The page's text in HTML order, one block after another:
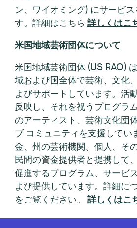
ン、ワイオミング) にサービ
す。詳細はこちら 詳しくはこ
米国地域芸術団体について
米国地域芸術団体 (US RAO)
域および国全体で芸術、文化
よびサポートしています。活
反映し、それを祝うプログラ
のアーティスト、芸術文化団
ブ コミュニティを支援してい
金、州の芸術機関、個人、そ
民間の資金提供者と提携して
促進するプログラム、サービ
よび提供しています。詳細に
をご覧ください。 詳しくはこ